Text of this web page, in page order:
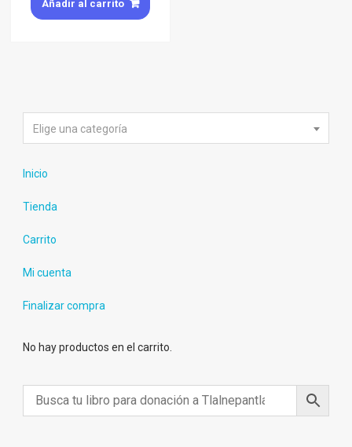
Añadir al carrito
Elige una categoría
Inicio
Tienda
Carrito
Mi cuenta
Finalizar compra
No hay productos en el carrito.